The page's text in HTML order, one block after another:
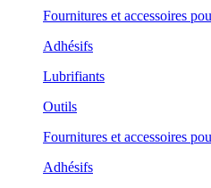
Fournitures et accessoires
Adhésifs
Lubrifiants
Outils
Fournitures et accessoires
Adhésifs